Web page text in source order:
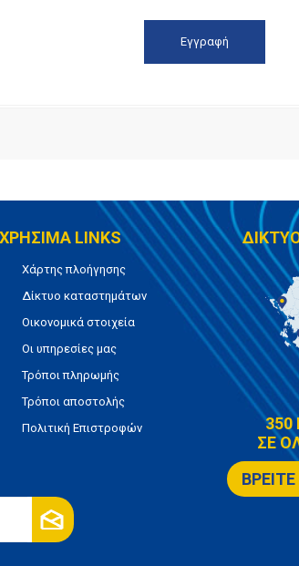
ΧΡΗΣΙΜΑ LINKS
Χάρτης πλοήγησης
Δίκτυο καταστημάτων
Οικονομικά στοιχεία
Οι υπηρεσίες μας
Τρόποι πληρωμής
Τρόποι αποστολής
Πολιτική Επιστροφών
ΣΕ